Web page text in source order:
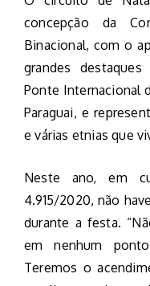
concepção da
Binacional, com o
grandes
Ponte Internacional
Paraguai, e
e várias etnias que
Neste ano, em
4.915/2020, não
durante a festa.
em nenhum
Teremos o